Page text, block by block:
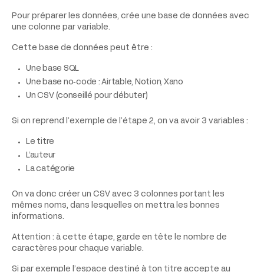
Pour préparer les données, crée une base de données avec
une colonne par variable.
Cette base de données peut être :
Une base SQL
Une base no‑code : Airtable, Notion, Xano
Un CSV (conseillé pour débuter)
Si on reprend l’exemple de l’étape 2, on va avoir 3 variables :
Le titre
L’auteur
La catégorie
On va donc créer un CSV avec 3 colonnes portant les
mêmes noms, dans lesquelles on mettra les bonnes
informations.
Attention : à cette étape, garde en tête le nombre de
caractères pour chaque variable.
Si par exemple l’espace destiné à ton titre accepte au